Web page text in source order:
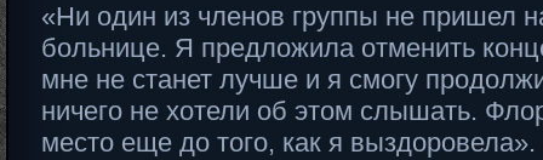
«Ни один из членов группы не пришел
больнице. Я предложила отменить
мне не станет лучше и я смогу
ничего не хотели об этом слышать.
место еще до того, как я выздоровела».